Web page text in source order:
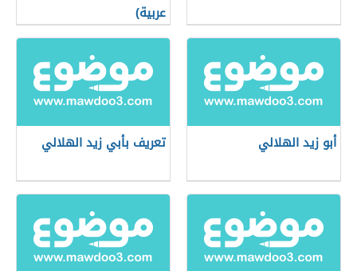
عربية)
أبو زيد الهلالي تعريف بأبي زيد الهلالي